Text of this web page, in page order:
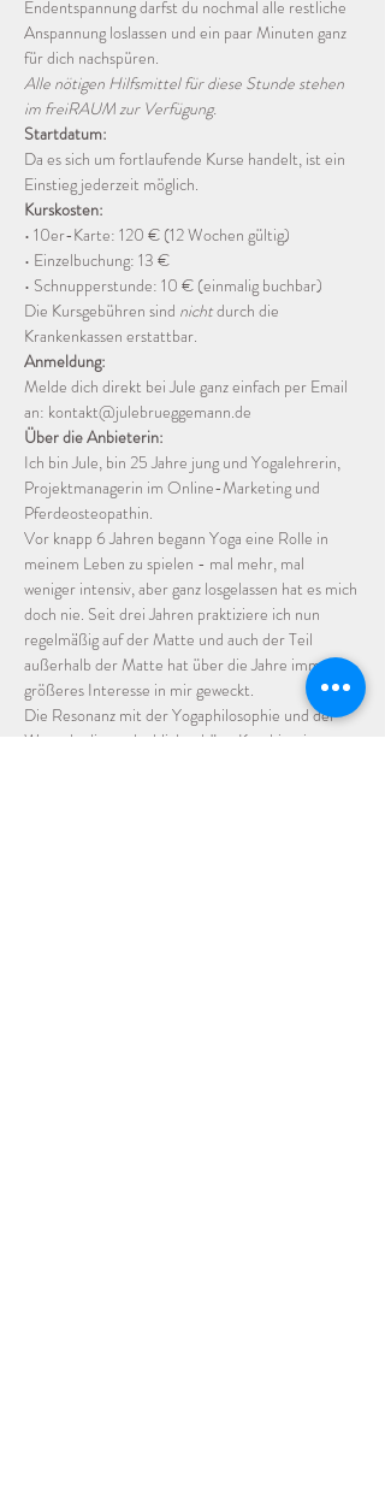
Endentspannung darfst du nochmal alle restliche
Anspannung loslassen und ein paar Minuten ganz
für dich nachspüren.
Alle nötigen Hilfsmittel für diese Stunde stehen
im freiRAUM zur Verfügung.
Startdatum:
Da es sich um fortlaufende Kurse handelt, ist ein
Einstieg jederzeit möglich.
Kurskosten:
• 10er-Karte: 120 € (12 Wochen gültig)
• Einzelbuchung: 13 €
• Schnupperstunde: 10 € (einmalig buchbar)
Die Kursgebühren sind nicht durch die
Krankenkassen erstattbar.
Anmeldung:
Melde dich direkt bei Jule ganz einfach per Email
an: kontakt@julebrueggemann.de
Über die Anbieterin:
Ich bin Jule, bin 25 Jahre jung und Yogalehrerin,
Projektmanagerin im Online-Marketing und
Pferdeosteopathin.
Vor knapp 6 Jahren begann Yoga eine Rolle in
meinem Leben zu spielen - mal mehr, mal
weniger intensiv, aber ganz losgelassen hat es mich
doch nie. Seit drei Jahren praktiziere ich nun
regelmäßig auf der Matte und auch der Teil
außerhalb der Matte hat über die Jahre immer
größeres Interesse in mir geweckt.
Die Resonanz mit der Yogaphilosophie und der
Wunsch, die unglaublich schöne Kombination aus